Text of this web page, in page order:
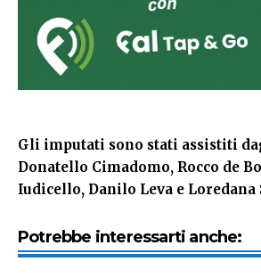
Gli imputati sono stati assistiti
Donatello Cimadomo, Rocco de
Iudicello, Danilo Leva e
Potrebbe interessarti anche: